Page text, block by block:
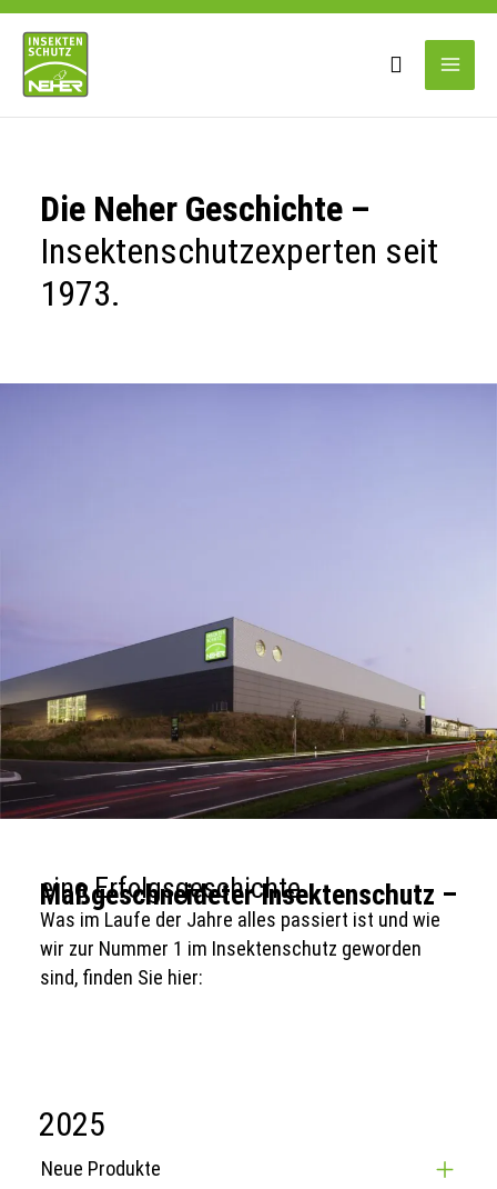
Zum
Inhalt
springen
Main
Die Neher Geschichte –
Insektenschutzexperten seit
1973.
Maßgeschneideter Insektenschutz –
eine Erfolgsgeschichte.
Was im Laufe der Jahre alles passiert ist und wie
wir zur Nummer 1 im Insektenschutz geworden
sind, finden Sie hier:
2025
Neue Produkte